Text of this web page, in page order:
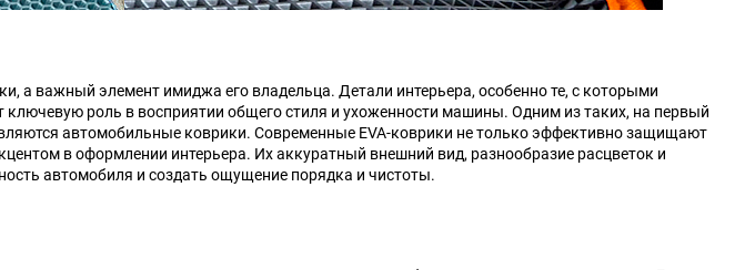
Foton GAC GMC
Honda HuangHai Hudson
Iran Khodro Isuzu
а важный элемент имиджа его владельца. Детали интерьера, особенно те, с которыми
роль в восприятии общего стиля и ухоженности машины. Одним из таких, на первый
автомобильные коврики. Современные EVA-коврики не только эффективно защищают
в оформлении интерьера. Их аккуратный внешний вид, разнообразие расцветок и
автомобиля и создать ощущение порядка и чистоты.